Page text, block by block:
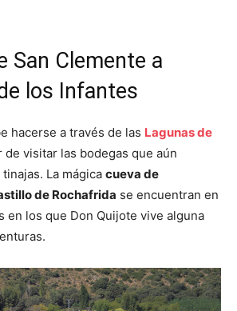
San Clemente a
los Infantes
hacerse a través de las Lagunas de
de visitar las bodegas que aún
La mágica cueva de
de Rochafrida se encuentran en
en los que Don Quijote vive alguna